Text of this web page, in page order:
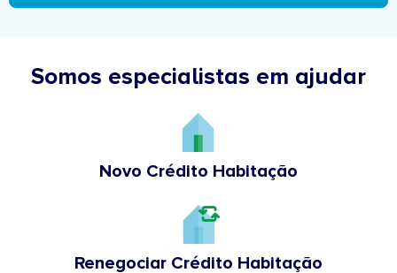
Somos especialistas em ajudar
Novo Crédito Habitação
Renegociar Crédito Habitação